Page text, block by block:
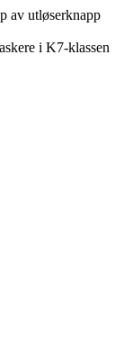
av utløserknapp
i K7-klassen